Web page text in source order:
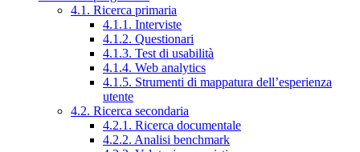
4.1. Ricerca primaria
4.1.1. Interviste
4.1.2. Questionari
4.1.3. Test di usabilità
4.1.4. Web analytics
4.1.5. Strumenti di mappatura dell’esperienza
utente
4.2. Ricerca secondaria
4.2.1. Ricerca documentale
4.2.2. Analisi benchmark